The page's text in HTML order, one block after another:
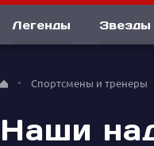
Легенды Звезды
Спортсмены и тренеры
Наши